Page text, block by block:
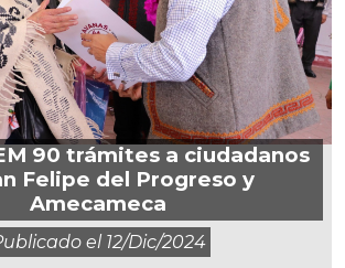
90 trámites a ciudadanos
Felipe del Progreso y
Amecameca
el 12/dic/2024